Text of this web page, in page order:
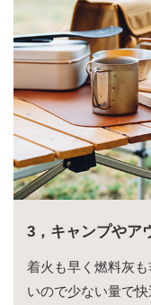
3，キャンプやア
着火も早く燃料灰
いので少ない量で快